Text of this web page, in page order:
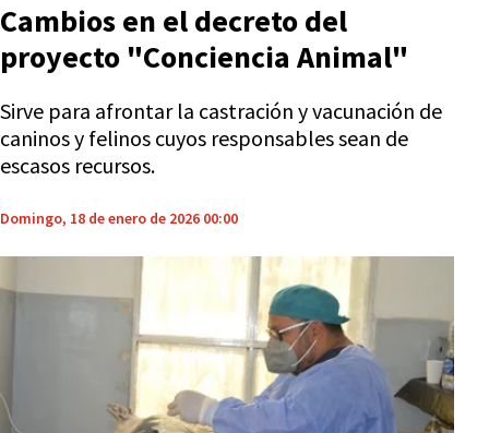
Cambios en el decreto del
proyecto "Conciencia Animal"
Sirve para afrontar la castración y vacunación de
caninos y felinos cuyos responsables sean de
escasos recursos.
Domingo, 18 de enero de 2026 00:00